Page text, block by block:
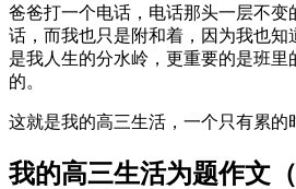
爸爸打一个电话，电话那头一层不变
话，而我也只是附和着，因为我也知
是我人生的分水岭，更重要的是班里
的。
这就是我的高三生活，一个只有累的
我的高三生活为题作文（